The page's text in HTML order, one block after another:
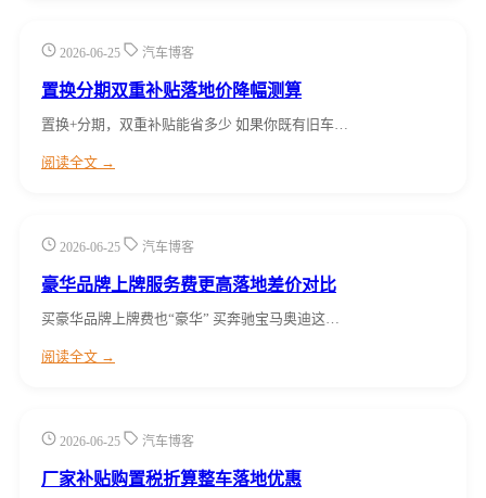
2026-06-25 汽车博客
置换分期双重补贴落地价降幅测算
置换+分期，双重补贴能省多少 如果你既有旧车…
阅读全文 →
2026-06-25 汽车博客
豪华品牌上牌服务费更高落地差价对比
买豪华品牌上牌费也“豪华” 买奔驰宝马奥迪这…
阅读全文 →
2026-06-25 汽车博客
厂家补贴购置税折算整车落地优惠